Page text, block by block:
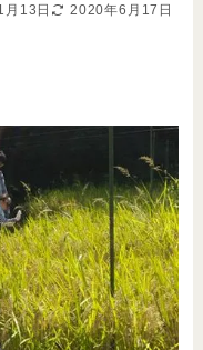
13日
2020年6月17日